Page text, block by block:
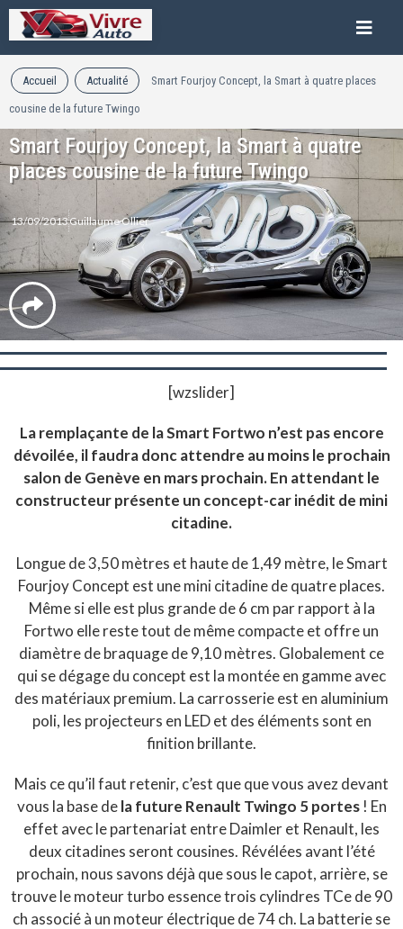
Accueil Actualité Smart Fourjoy Concept, la Smart à quatre places
cousine de la future Twingo
Smart Fourjoy Concept, la Smart à quatre
places cousine de la future Twingo
13/09/2013Guillaume Ollier
[wzslider]
La remplaçante de la Smart Fortwo n’est pas encore
dévoilée, il faudra donc attendre au moins le prochain
salon de Genève en mars prochain. En attendant le
constructeur présente un concept-car inédit de mini
citadine.
Longue de 3,50 mètres et haute de 1,49 mètre, le Smart
Fourjoy Concept est une mini citadine de quatre places.
Même si elle est plus grande de 6 cm par rapport à la
Fortwo elle reste tout de même compacte et offre un
diamètre de braquage de 9,10 mètres. Globalement ce
qui se dégage du concept est la montée en gamme avec
des matériaux premium. La carrosserie est en aluminium
poli, les projecteurs en LED et des éléments sont en
finition brillante.
Mais ce qu’il faut retenir, c’est que que vous avez devant
vous la base dela future Renault Twingo 5 portes! En
effet avec le partenariat entre Daimler et Renault, les
deux citadines seront cousines. Révélées avant l’été
prochain, nous savons déjà que sous le capot, arrière, se
trouve le moteur turbo essence trois cylindres TCe de 90
ch associé à un moteur électrique de 74 ch. La batterie se